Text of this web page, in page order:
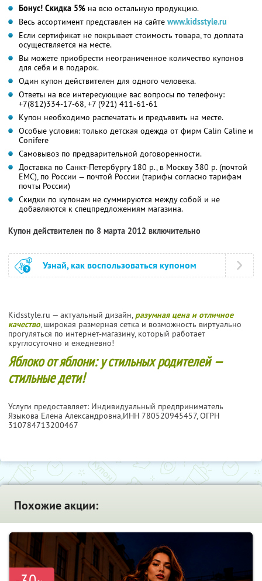
Бонус! Скидка 5% на всю остальную продукцию.
Весь ассортимент представлен на сайте www.kidsstyle.ru
Если сертификат не покрывает стоимость товара, то доплата
осуществляется на месте.
Вы можете приобрести неограниченное количество купонов
для себя и в подарок.
Один купон действителен для одного человека.
Ответы на все интересующие вас вопросы по телефону:
+7(812)334-17-68, +7 (921) 411-61-61
Купон необходимо распечатать и предъявить на месте.
Особые условия: только детская одежда от фирм Calin Caline и
Conifere
Самовывоз по предварительной договоренности.
Доставка по Санкт-Петербургу 180 р., в Москву 380 р. (почтой
ЕМС), по России — почтой России (тарифы согласно тарифам
почты России)
Скидки по купонам не суммируются между собой и не
добавляются к спецпредложениям магазина.
Купон действителен по 8 марта 2012 включительно
Узнай, как воспользоваться купоном
Kidsstyle.ru — актуальный дизайн, разумная цена и отличное
качество , широкая размерная сетка и возможность виртуально
прогуляться по интернет-магазину, который работает
круглосуточно и ежедневно!
Яблоко от яблони: у стильных родителей —
стильные дети!
Услуги предоставляет: Индивидуальный предприниматель
Языкова Елена Александровна, ИНН 780520945457, ОГРН
310784713200467
Похожие акции: